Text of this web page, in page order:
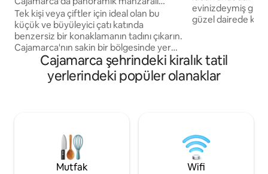
konforlu çatı katı.
Tek kişi veya çiftler için ideal olan bu
küçük ve büyüleyici çatı katında
benzersiz bir konaklamanın tadını çıkarın.
Cajamarca'nın sakin bir bölgesinde yer
alan bu mekân, konfor, tasarım ve gün
doğumundan gün batımına kadar keyfini
çıkarabileceğiniz güzel bir şehir
ışıkla dolduran pencereler. Dinlenmek,
çalışmak veya şehri keşfetmek için
mükemmeldir.
evinizdeymiş gibi
güzel dairede
atmosfere
turizm gezileri için
donanımlı,
duyarız! 🏡✨
Cajamarca şehrindeki kiralık tatil
yerlerindeki popüler olanaklar
Mutfak Wifi